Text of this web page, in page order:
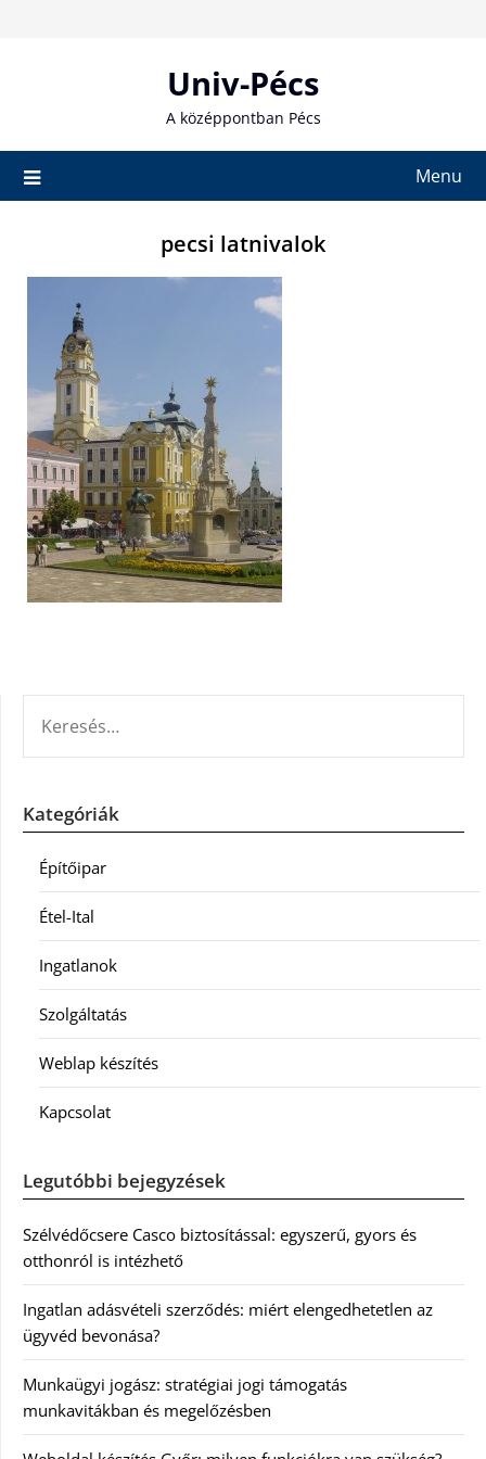
Univ-Pécs
A középpontban Pécs
Menu
pecsi latnivalok
Kategóriák
Építőipar
Étel-Ital
Ingatlanok
Szolgáltatás
Weblap készítés
Kapcsolat
Legutóbbi bejegyzések
Szélvédőcsere Casco biztosítással: egyszerű, gyors és
otthonról is intézhető
Ingatlan adásvételi szerződés: miért elengedhetetlen az
ügyvéd bevonása?
Munkaügyi jogász: stratégiai jogi támogatás
munkavitákban és megelőzésben